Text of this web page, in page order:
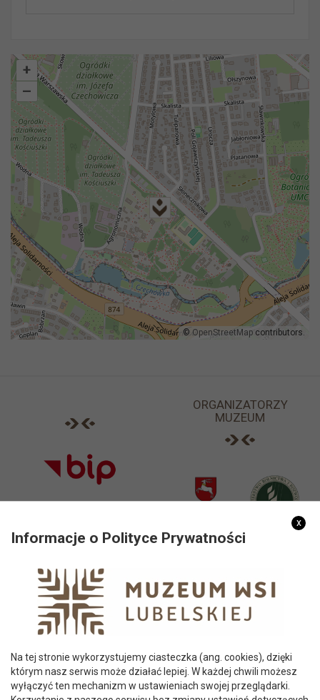
+
–
© OpenStreetMap contributors.
ORGANIZATORZY
MUZEUM
x
Informacje o Polityce Prywatności
Na tej stronie wykorzystujemy ciasteczka (ang. cookies), dzięki
którym nasz serwis może działać lepiej. W każdej chwili możesz
wyłączyć ten mechanizm w ustawieniach swojej przeglądarki.